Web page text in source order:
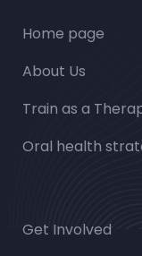
Home page
About Us
Train as a
Oral health
Get Involved